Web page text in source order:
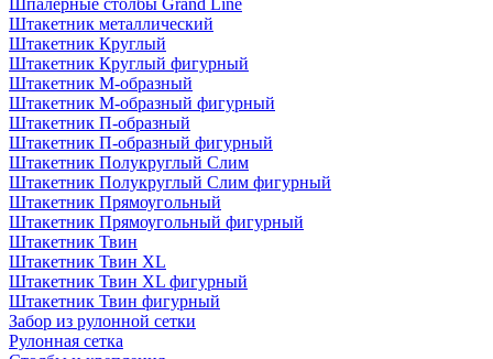
Шпалерные столбы Grand Line
Штакетник металлический
Штакетник Круглый
Штакетник Круглый фигурный
Штакетник М-образный
Штакетник М-образный фигурный
Штакетник П-образный
Штакетник П-образный фигурный
Штакетник Полукруглый Слим
Штакетник Полукруглый Слим фигурный
Штакетник Прямоугольный
Штакетник Прямоугольный фигурный
Штакетник Твин
Штакетник Твин XL
Штакетник Твин XL фигурный
Штакетник Твин фигурный
Забор из рулонной сетки
Рулонная сетка